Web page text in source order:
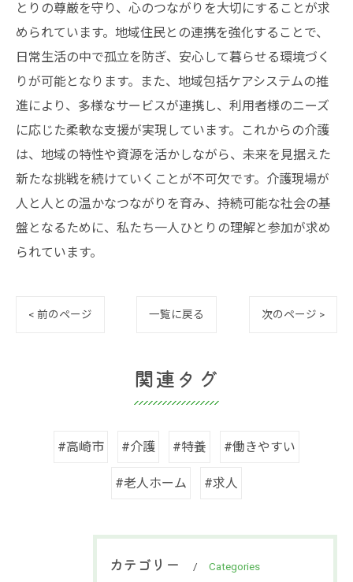
とりの尊厳を守り、心のつながりを大切にすることが求
められています。地域住民との連携を強化することで、
日常生活の中で孤立を防ぎ、安心して暮らせる環境づく
りが可能となります。また、地域包括ケアシステムの推
進により、多様なサービスが連携し、利用者様のニーズ
に応じた柔軟な支援が実現しています。これからの介護
は、地域の特性や資源を活かしながら、未来を見据えた
新たな挑戦を続けていくことが不可欠です。介護現場が
人と人との温かなつながりを育み、持続可能な社会の基
盤となるために、私たち一人ひとりの理解と参加が求め
られています。
< 前のページ 一覧に戻る 次のページ >
関連タグ
#高崎市 #介護 #特養 #働きやすい
#老人ホーム #求人
カテゴリー Categories